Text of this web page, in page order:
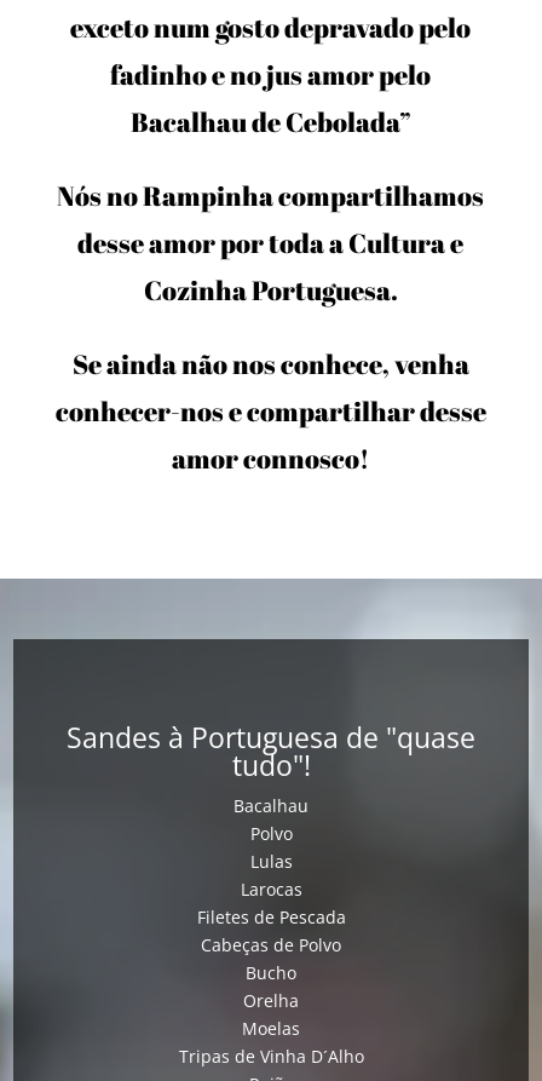
exceto num gosto depravado pelo
fadinho e no jus amor pelo
Bacalhau de Cebolada”
Nós no Rampinha compartilhamos
desse amor por toda a Cultura e
Cozinha Portuguesa.
Se ainda não nos conhece, venha
conhecer-nos e compartilhar desse
amor connosco!
Sandes à Portuguesa de "quase
tudo"!
Bacalhau
Polvo
Lulas
Larocas
Filetes de Pescada
Cabeças de Polvo
Bucho
Orelha
Moelas
Tripas de Vinha D´Alho